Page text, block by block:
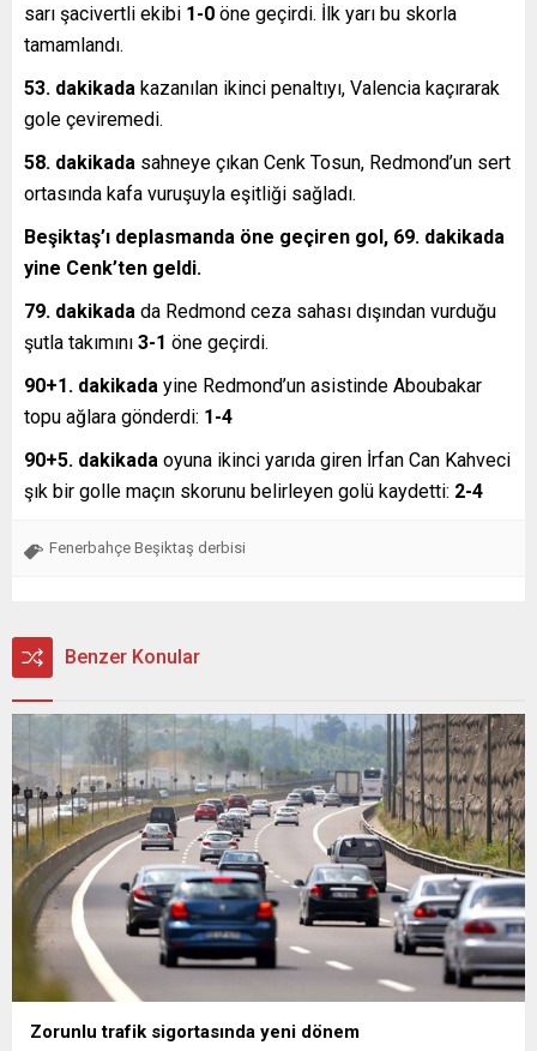
sarı şacivertli ekibi 1-0 öne geçirdi. İlk yarı bu skorla
tamamlandı.
53. dakikada kazanılan ikinci penaltıyı, Valencia kaçırarak
gole çeviremedi.
58. dakikada sahneye çıkan Cenk Tosun, Redmond’un sert
ortasında kafa vuruşuyla eşitliği sağladı.
Beşiktaş’ı deplasmanda öne geçiren gol, 69. dakikada
yine Cenk’ten geldi.
79. dakikada da Redmond ceza sahası dışından vurduğu
şutla takımını 3-1 öne geçirdi.
90+1. dakikada yine Redmond’un asistinde Aboubakar
topu ağlara gönderdi: 1-4
90+5. dakikada oyuna ikinci yarıda giren İrfan Can Kahveci
şık bir golle maçın skorunu belirleyen golü kaydetti: 2-4
Fenerbahçe Beşiktaş derbisi
Benzer Konular
Zorunlu trafik sigortasında yeni dönem